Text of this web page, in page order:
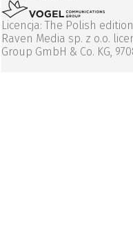
Licencja: The Polish
Raven Media sp. z o.o.
Group GmbH & Co. KG,